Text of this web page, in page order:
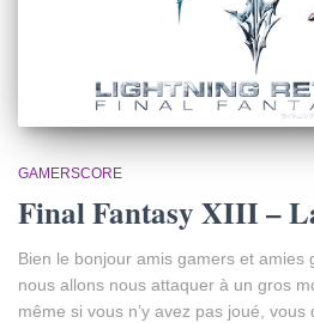
GAMERSCORE
Final Fantasy XIII –
Bien le bonjour amis gamers et amies
nous allons nous attaquer à un gros
même si vous n’y avez pas joué,